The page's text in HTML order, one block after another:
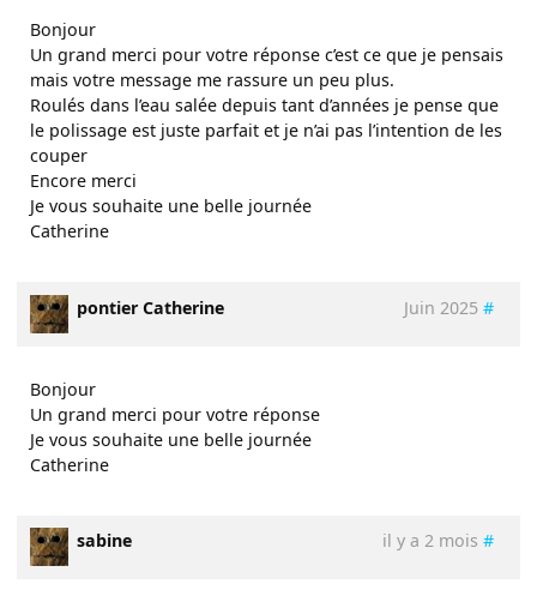
Bonjour
Un grand merci pour votre réponse c’est ce que je pensais
mais votre message me rassure un peu plus.
Roulés dans l’eau salée depuis tant d’années je pense que
le polissage est juste parfait et je n’ai pas l’intention de les
couper
Encore merci
Je vous souhaite une belle journée
Catherine
pontier Catherine Juin 2025 #
Bonjour
Un grand merci pour votre réponse
Je vous souhaite une belle journée
Catherine
sabine il y a 2 mois #